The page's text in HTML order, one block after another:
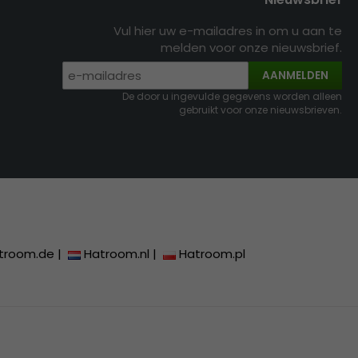
Vul hier uw e-mailadres in om u aan te
melden voor onze nieuwsbrief.
AANMELDEN
De door u ingevulde gegevens worden alleen
gebruikt voor onze nieuwsbrieven.
| Hatroom.nl | Hatroom.pl